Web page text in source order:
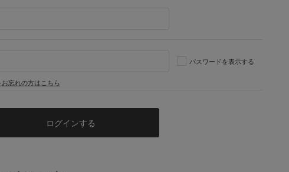
パスワードを表示する
忘れの方はこちら